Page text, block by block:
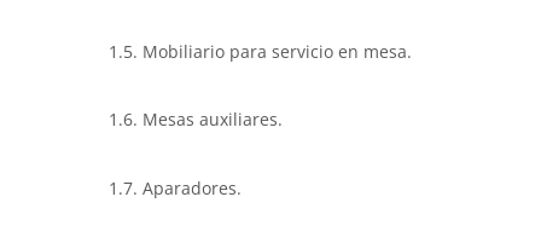
1.5. Mobiliario para servicio en mesa.
1.6. Mesas auxiliares.
1.7. Aparadores.